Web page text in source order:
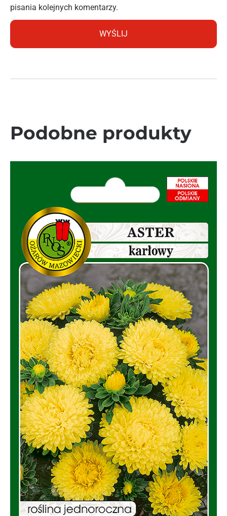
pisania kolejnych komentarzy.
Podobne produkty